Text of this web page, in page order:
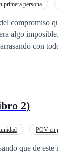
primera persona
compromiso
me arruinó la vida en tan solo unos días.
con todo a
Y cedí a todo, por
2)
POV en
que de